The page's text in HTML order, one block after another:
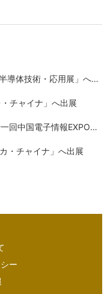
2023年5月16-18日「第五回深圳国際半導体技術・応用展」へ出展
チャイナ」へ出展
2023年4月9日~11日「CITE2023第十一回中国電子情報EXPO」へ出展
・チャイナ」へ出展
ー